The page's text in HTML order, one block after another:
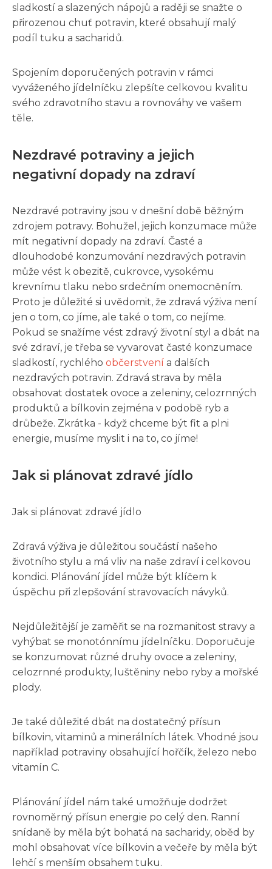
sladkostí a slazených nápojů a raději se snažte o
přirozenou chuť potravin, které obsahují malý
podíl tuku a sacharidů.
Spojením doporučených potravin v rámci
vyváženého jídelníčku zlepšíte celkovou kvalitu
svého zdravotního stavu a rovnováhy ve vašem
těle.
Nezdravé potraviny a jejich
negativní dopady na zdraví
Nezdravé potraviny jsou v dnešní době běžným
zdrojem potravy. Bohužel, jejich konzumace může
mít negativní dopady na zdraví. Časté a
dlouhodobé konzumování nezdravých potravin
může vést k obezitě, cukrovce, vysokému
krevnímu tlaku nebo srdečním onemocněním.
Proto je důležité si uvědomit, že zdravá výživa není
jen o tom, co jíme, ale také o tom, co nejíme.
Pokud se snažíme vést zdravý životní styl a dbát na
své zdraví, je třeba se vyvarovat časté konzumace
sladkostí, rychlého občerstvení a dalších
nezdravých potravin. Zdravá strava by měla
obsahovat dostatek ovoce a zeleniny, celozrnných
produktů a bílkovin zejména v podobě ryb a
drůbeže. Zkrátka - když chceme být fit a plni
energie, musíme myslit i na to, co jíme!
Jak si plánovat zdravé jídlo
Jak si plánovat zdravé jídlo
Zdravá výživa je důležitou součástí našeho
životního stylu a má vliv na naše zdraví i celkovou
kondici. Plánování jídel může být klíčem k
úspěchu při zlepšování stravovacích návyků.
Nejdůležitější je zaměřit se na rozmanitost stravy a
vyhýbat se monotónnímu jídelníčku. Doporučuje
se konzumovat různé druhy ovoce a zeleniny,
celozrnné produkty, luštěniny nebo ryby a mořské
plody.
Je také důležité dbát na dostatečný přísun
bílkovin, vitaminů a minerálních látek. Vhodné jsou
například potraviny obsahující hořčík, železo nebo
vitamín C.
Plánování jídel nám také umožňuje dodržet
rovnoměrný přísun energie po celý den. Ranní
snídaně by měla být bohatá na sacharidy, oběd by
mohl obsahovat více bílkovin a večeře by měla být
lehčí s menším obsahem tuku.